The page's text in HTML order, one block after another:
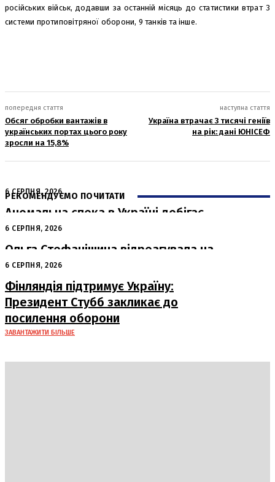
російських військ, додавши за останній місяць до статистики втрат 3
системи протиповітряної оборони, 9 танків та інше.
попередня стаття
Обсяг обробки вантажів в
українських портах цього року
зросли на 15,8%
наступна стаття
Україна втрачає 3 тисячі геніїв
на рік: дані ЮНІСЕФ
РЕКОМЕНДУЄМО ПОЧИТАТИ
6 СЕРПНЯ, 2026
Аномальна спека в Україні добігає
кінця: очікується похолодання
6 СЕРПНЯ, 2026
Ольга Стефанішина відреагувала на
підозри від НАБУ та САП
6 СЕРПНЯ, 2026
Фінляндія підтримує Україну:
Президент Стубб закликає до
посилення оборони
ЗАВАНТАЖИТИ БІЛЬШЕ